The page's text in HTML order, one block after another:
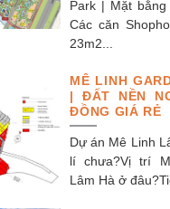
Park | Mặt bằng
Các căn
23m2...
MÊ LINH
| ĐẤT NỀN
ĐỒNG GIÁ RẺ
Dự án Mê Linh
lí chưa?Vị trí
Lâm Hà ở